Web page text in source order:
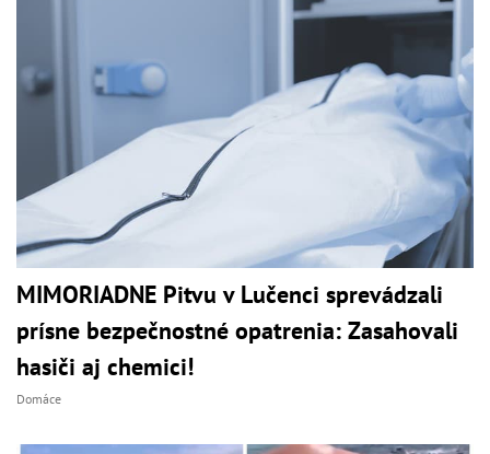
MIMORIADNE Pitvu v Lučenci sprevádzali
prísne bezpečnostné opatrenia: Zasahovali
hasiči aj chemici!
Domáce